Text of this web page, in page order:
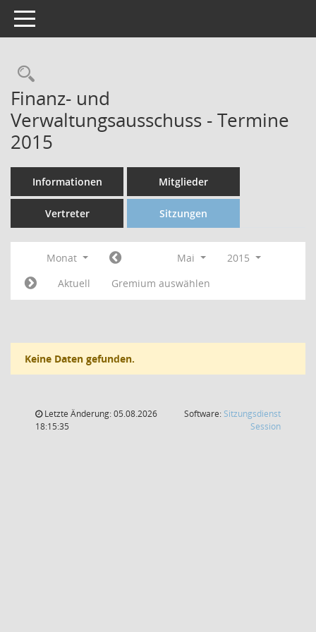
Toggle navigation
Finanz- und
Verwaltungsausschuss - Termine
2015
Informationen Mitglieder
Vertreter Sitzungen
Monat Mai
2015
Aktuell
Gremium auswählen
Keine Daten gefunden.
Letzte Änderung: 05.08.2026
18:15:35
Software: Sitzungsdienst
Session(Wird in